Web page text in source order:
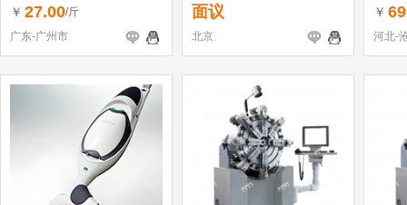
￥ 27.00/斤
广东-广州市
公司
面议
北京
￥
河北-